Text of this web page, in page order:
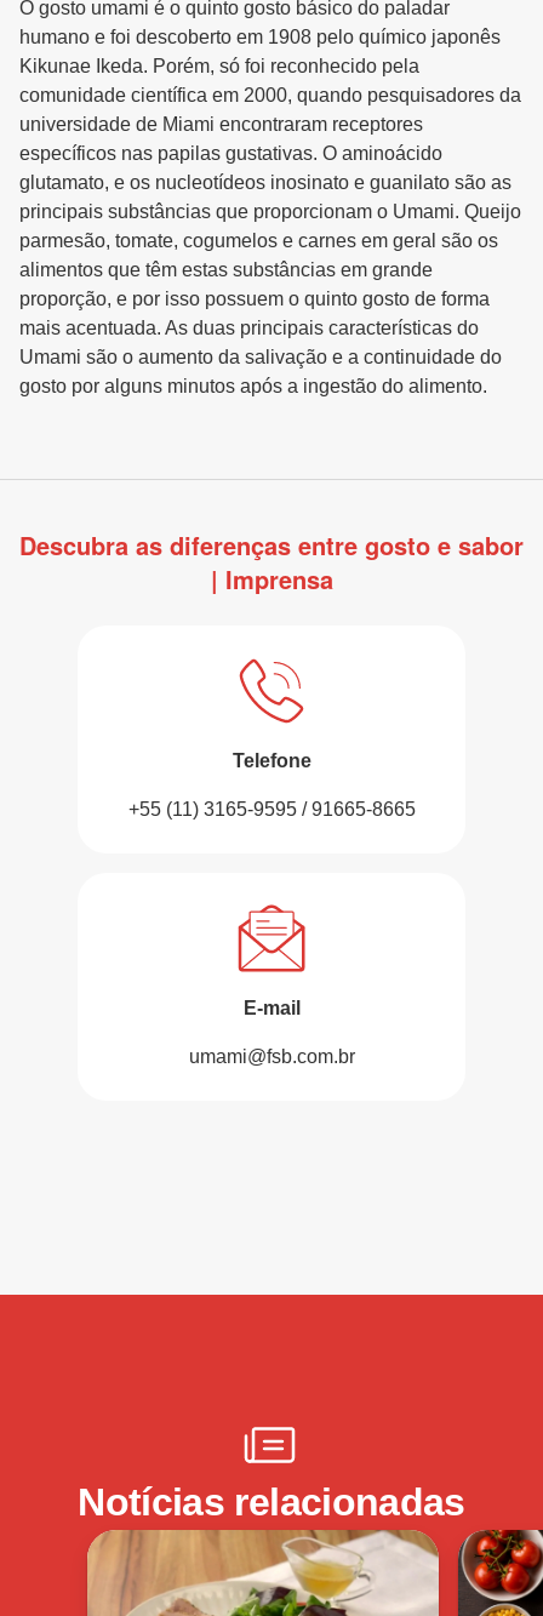
O gosto umami é o quinto gosto básico do paladar
humano e foi descoberto em 1908 pelo químico japonês
Kikunae Ikeda. Porém, só foi reconhecido pela
comunidade científica em 2000, quando pesquisadores da
universidade de Miami encontraram receptores
específicos nas papilas gustativas. O aminoácido
glutamato, e os nucleotídeos inosinato e guanilato são as
principais substâncias que proporcionam o Umami. Queijo
parmesão, tomate, cogumelos e carnes em geral são os
alimentos que têm estas substâncias em grande
proporção, e por isso possuem o quinto gosto de forma
mais acentuada. As duas principais características do
Umami são o aumento da salivação e a continuidade do
gosto por alguns minutos após a ingestão do alimento.
Descubra as diferenças entre gosto e sabor
| Imprensa
Telefone
+55 (11) 3165-9595 / 91665-8665
E-mail
umami@fsb.com.br
Notícias relacionadas